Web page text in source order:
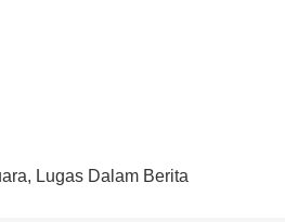
Lugas Dalam Berita